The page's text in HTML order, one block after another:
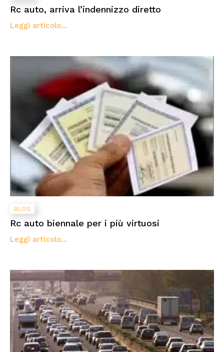
Rc auto, arriva l’indennizzo diretto
Leggi articolo...
BLOG
Rc auto biennale per i più virtuosi
Leggi articolo...